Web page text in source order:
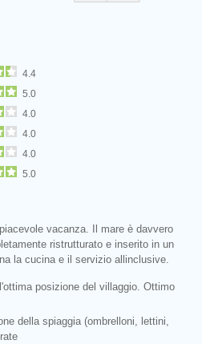
4.4
5.0
4.0
4.0
4.0
5.0
vacanza. Il mare è davvero
ristrutturato e inserito in un
la cucina e il servizio allinclusive.
l'ottima posizione del villaggio. Ottimo
della spiaggia (ombrelloni, lettini,